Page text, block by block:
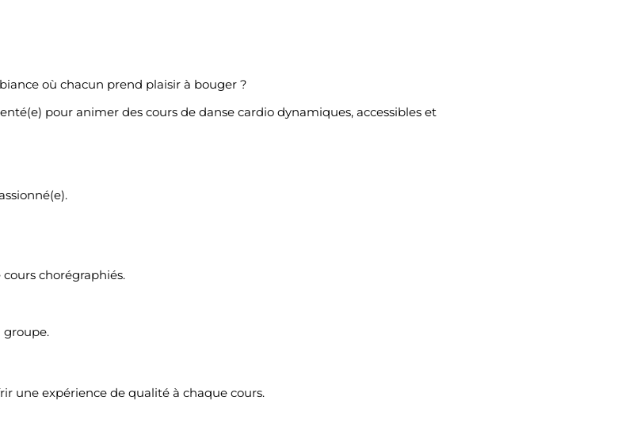
où chacun prend plaisir à bouger ?
pour animer des cours de danse cardio dynamiques, accessibles et
chorégraphiés.
une expérience de qualité à chaque cours.